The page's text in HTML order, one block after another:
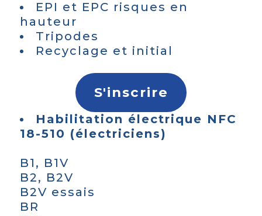
EPI et EPC risques en
hauteur
Tripodes
Recyclage et initial
S'inscrire
Habilitation électrique NFC
18-510 (électriciens)
B1, B1V
B2, B2V
B2V essais
BR